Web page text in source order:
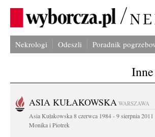
Nekrologi Odeszli Poradnik
ASIA KUŁAKOWSKA WARSZAWA
Asia Kułakowska 8 czerwca 1984 - 9 sierpnia 2011
Monika i Piotrek